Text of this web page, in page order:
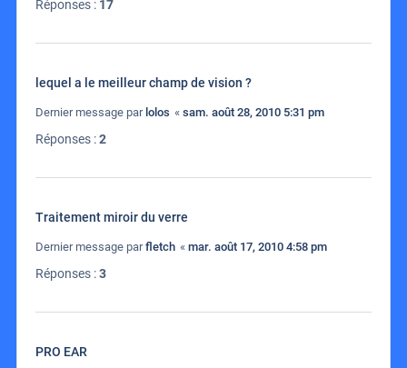
Réponses : 17
lequel a le meilleur champ de vision ?
Dernier message parlolos « sam. août 28, 2010 5:31 pm
Réponses :2
Traitement miroir du verre
Dernier message parfletch « mar. août 17, 2010 4:58 pm
Réponses :3
PRO EAR